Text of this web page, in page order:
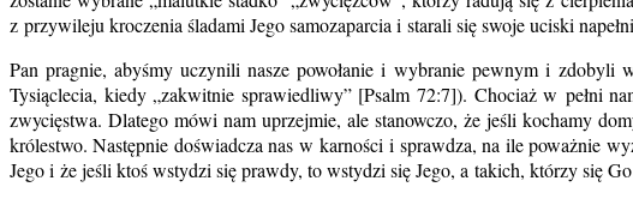
z przywileju kroczenia śladami Jego samozaparcia i starali się swoje uciski
Pan pragnie, abyśmy uczynili nasze powołanie i wybranie pewnym i
Tysiąclecia, kiedy „zakwitnie sprawiedliwy” [Psalm 72:7]). Chociaż w pełni
zwycięstwa. Dlatego mówi nam uprzejmie, ale stanowczo, że jeśli kochamy
królestwo. Następnie doświadcza nas w karności i sprawdza, na ile poważnie
Jego i że jeśli ktoś wstydzi się prawdy, to wstydzi się Jego, a takich, którzy się